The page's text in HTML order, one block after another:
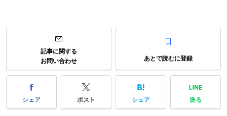
記事に関する
お問い合わせ
あとで読むに登録
シェア ポスト シェア 送る